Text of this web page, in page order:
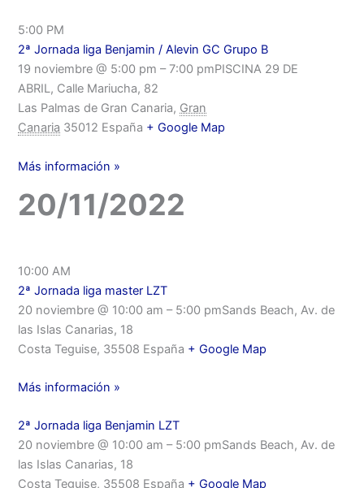
5:00 PM
2ª Jornada liga Benjamin / Alevin GC Grupo B
19 noviembre @ 5:00 pm – 7:00 pmPISCINA 29 DE
ABRIL, Calle Mariucha, 82
Las Palmas de Gran Canaria, Gran
Canaria 35012 España + Google Map
Más información »
20/11/2022
10:00 AM
2ª Jornada liga master LZT
20 noviembre @ 10:00 am – 5:00 pmSands Beach, Av. de
las Islas Canarias, 18
Costa Teguise, 35508 España + Google Map
Más información »
2ª Jornada liga Benjamin LZT
20 noviembre @ 10:00 am – 5:00 pmSands Beach, Av. de
las Islas Canarias, 18
Costa Teguise, 35508 España + Google Map